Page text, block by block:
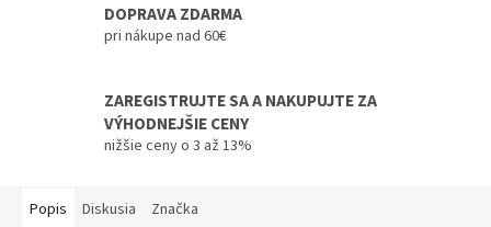
DOPRAVA ZDARMA
pri nákupe nad 60€
ZAREGISTRUJTE SA A NAKUPUJTE ZA
VÝHODNEJŠIE CENY
nižšie ceny o 3 až 13%
Popis Diskusia Značka